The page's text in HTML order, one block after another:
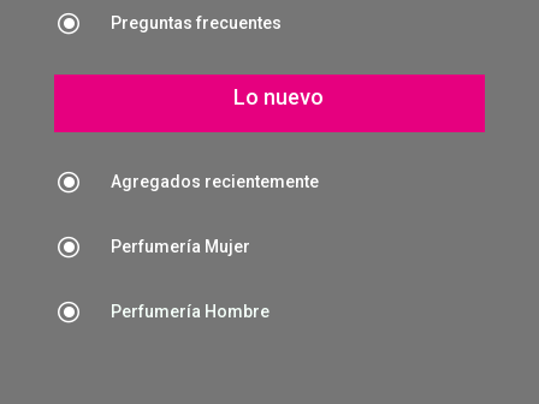
\ Preguntas frecuentes
Lo nuevo
\ Agregados recientemente
\ Perfumería Mujer
\ Perfumería Hombre